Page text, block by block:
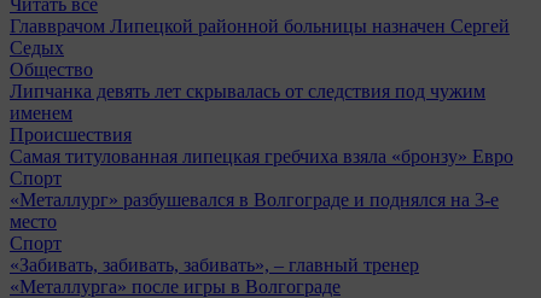
Главврачом Липецкой районной больницы назначен Сергей
Седых
Общество
Липчанка девять лет скрывалась от следствия под чужим
именем
Происшествия
Самая титулованная липецкая гребчиха взяла «бронзу» Евро
Спорт
«Металлург» разбушевался в Волгограде и поднялся на 3-е
место
Спорт
«Забивать, забивать, забивать», – главный тренер
«Металлурга» после игры в Волгограде